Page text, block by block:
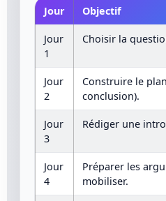
Jour Objectif
Jour
1
Choisir la
Jour
2
Construire le
conclusion).
Jour
3
Rédiger une
Jour
4
Préparer les
mobiliser.